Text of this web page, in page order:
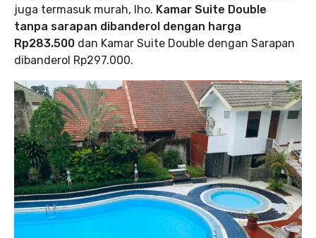
juga termasuk murah, lho. Kamar Suite Double
tanpa sarapan dibanderol dengan harga
Rp283.500 dan Kamar Suite Double dengan Sarapan
dibanderol Rp297.000.